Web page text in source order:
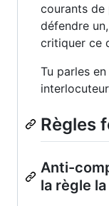
courants
défendre
critiquer ce
Tu parles
Règles
Anti-
la règle